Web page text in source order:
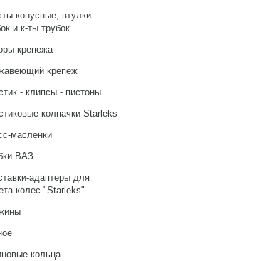
конусные, втулки
и к-ты трубок
крепежа
крепеж
- клипсы - пистоны
колпачки Starleks
масленки
ВАЗ
адаптеры для
колес "Starleks"
кольца